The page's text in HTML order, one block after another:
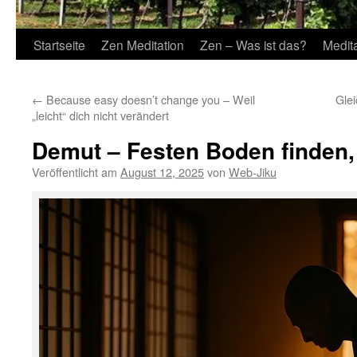
Startseite Zen Meditation Zen – Was ist das?
← Because easy doesn’t change you – Weil
„leicht“ dich nicht verändert
Demut – Festen Boden
Veröffentlicht am August 12, 2025von Web-Jiku